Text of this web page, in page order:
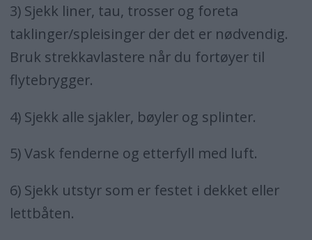
3) Sjekk liner, tau, trosser og foreta
taklinger/spleisinger der det er nødvendig.
Bruk strekkavlastere når du fortøyer til
flytebrygger.
4) Sjekk alle sjakler, bøyler og splinter.
5) Vask fenderne og etterfyll med luft.
6) Sjekk utstyr som er festet i dekket eller
lettbåten.